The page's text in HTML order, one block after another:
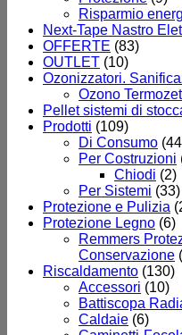
Risparmio
Next-Tape Nastro
OFFERTE (83)
OUTLET (10)
Ozonizzatori.
Ozono
Pellet sistemi di
Prodotti (109)
Di Consumo
Per Costruzioni
Chiodi (2)
Per Sistemi (33)
Protezione e Pulizia
Protezione Legno (6)
Remmers
Conservazione
Riscaldamento (130)
Accessori (10)
Battiscopa
Caldaie (6)